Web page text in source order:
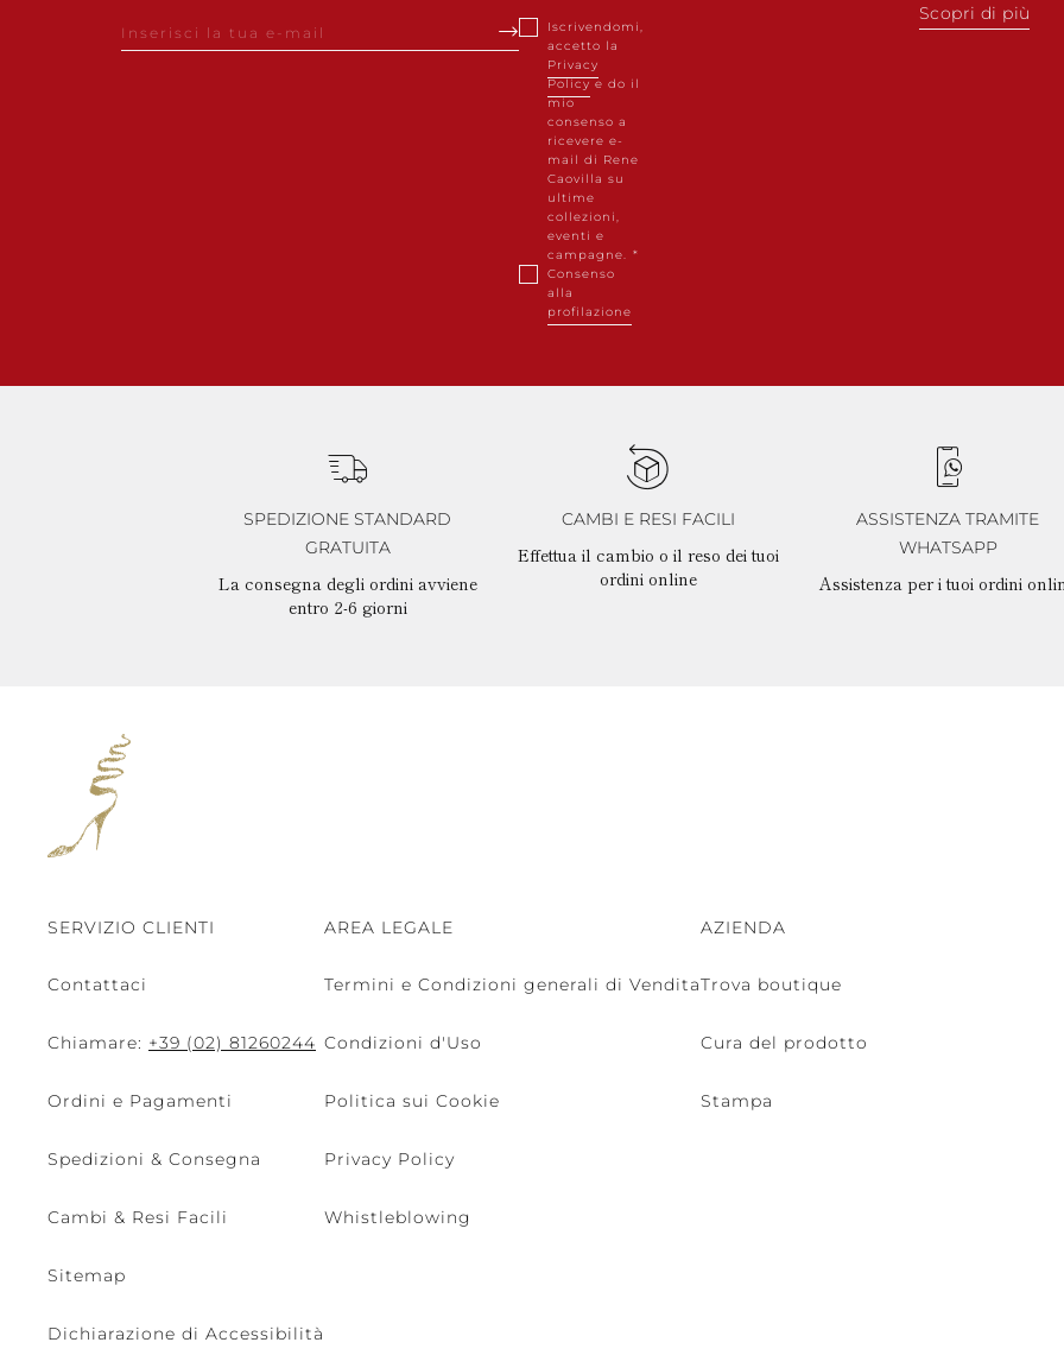
Iscrivendomi,
accetto la
Privacy
Policye do il
mio
consenso a
ricevere e-
mail di Rene
Caovilla su
ultime
collezioni,
eventi e
campagne.
Consenso
alla
profilazione
Scopri di più
SPEDIZIONE STANDARD
GRATUITA
La consegna degli ordini avviene
entro 2-6 giorni
CAMBI E RESI FACILI
Effettua il cambio o il reso dei tuoi
ordini online
ASSISTENZA TRAMITE
WHATSAPP
Assistenza per i tuoi ordini
SERVIZIO CLIENTI
Contattaci
Chiamare: +39 (02) 81260244
Ordini e Pagamenti
Spedizioni & Consegna
Cambi & Resi Facili
Sitemap
Dichiarazione di Accessibilità
AREA LEGALE
Termini e Condizioni generali di Vendita
Condizioni d'Uso
Politica sui Cookie
Privacy Policy
Whistleblowing
AZIENDA
Trova boutique
Cura del prodotto
Stampa